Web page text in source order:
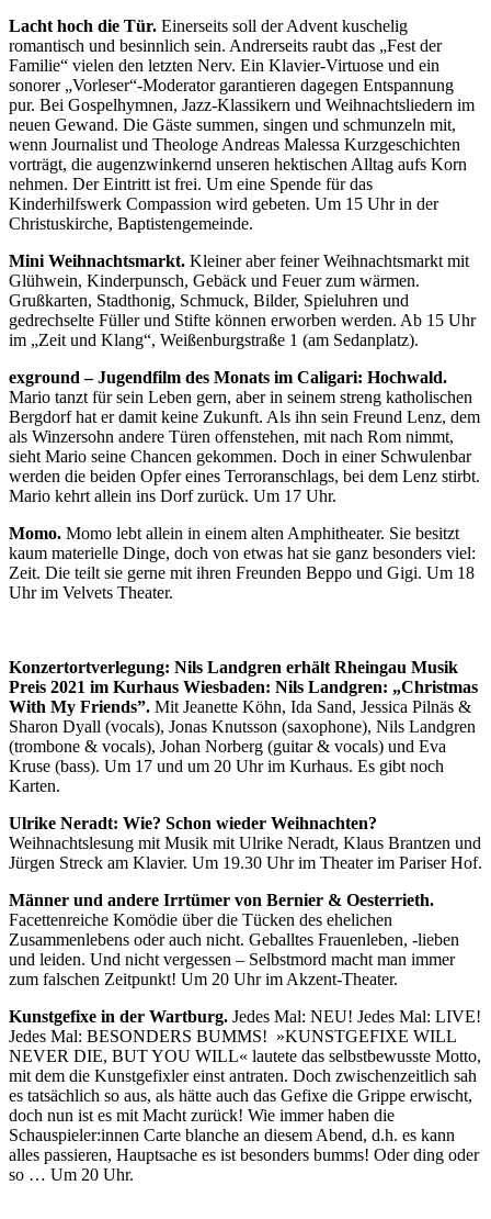
Lacht hoch die Tür. Einerseits soll der Advent kuschelig
romantisch und besinnlich sein. Andrerseits raubt das „Fest der
Familie“ vielen den letzten Nerv. Ein Klavier-Virtuose und ein
sonorer „Vorleser“-Moderator garantieren dagegen Entspannung
pur. Bei Gospelhymnen, Jazz-Klassikern und Weihnachtsliedern im
neuen Gewand. Die Gäste summen, singen und schmunzeln mit,
wenn Journalist und Theologe Andreas Malessa Kurzgeschichten
vorträgt, die augenzwinkernd unseren hektischen Alltag aufs Korn
nehmen. Der Eintritt ist frei. Um eine Spende für das
Kinderhilfswerk Compassion wird gebeten. Um 15 Uhr in der
Christuskirche, Baptistengemeinde.
Mini Weihnachtsmarkt. Kleiner aber feiner Weihnachtsmarkt mit
Glühwein, Kinderpunsch, Gebäck und Feuer zum wärmen.
Grußkarten, Stadthonig, Schmuck, Bilder, Spieluhren und
gedrechselte Füller und Stifte können erworben werden. Ab 15 Uhr
im „Zeit und Klang“, Weißenburgstraße 1 (am Sedanplatz).
exground – Jugendfilm des Monats im Caligari: Hochwald.
Mario tanzt für sein Leben gern, aber in seinem streng katholischen
Bergdorf hat er damit keine Zukunft. Als ihn sein Freund Lenz, dem
als Winzersohn andere Türen offenstehen, mit nach Rom nimmt,
sieht Mario seine Chancen gekommen. Doch in einer Schwulenbar
werden die beiden Opfer eines Terroranschlags, bei dem Lenz stirbt.
Mario kehrt allein ins Dorf zurück. Um 17 Uhr.
Momo. Momo lebt allein in einem alten Amphitheater. Sie besitzt
kaum materielle Dinge, doch von etwas hat sie ganz besonders viel:
Zeit. Die teilt sie gerne mit ihren Freunden Beppo und Gigi. Um 18
Uhr im Velvets Theater.
Konzertortverlegung: Nils Landgren erhält Rheingau Musik
Preis 2021 im Kurhaus Wiesbaden: Nils Landgren: „Christmas
With My Friends”. Mit Jeanette Köhn, Ida Sand, Jessica Pilnäs &
Sharon Dyall (vocals), Jonas Knutsson (saxophone), Nils Landgren
(trombone & vocals), Johan Norberg (guitar & vocals) und Eva
Kruse (bass). Um 17 und um 20 Uhr im Kurhaus. Es gibt noch
Karten.
Ulrike Neradt: Wie? Schon wieder Weihnachten?
Weihnachtslesung mit Musik mit Ulrike Neradt, Klaus Brantzen und
Jürgen Streck am Klavier. Um 19.30 Uhr im Theater im Pariser Hof.
Männer und andere Irrtümer von Bernier & Oesterrieth.
Facettenreiche Komödie über die Tücken des ehelichen
Zusammenlebens oder auch nicht. Geballtes Frauenleben, -lieben
und leiden. Und nicht vergessen – Selbstmord macht man immer
zum falschen Zeitpunkt! Um 20 Uhr im Akzent-Theater.
Kunstgefixe in der Wartburg. Jedes Mal: NEU! Jedes Mal: LIVE!
Jedes Mal: BESONDERS BUMMS! »KUNSTGEFIXE WILL
NEVER DIE, BUT YOU WILL« lautete das selbstbewusste Motto,
mit dem die Kunstgefixler einst antraten. Doch zwischenzeitlich sah
es tatsächlich so aus, als hätte auch das Gefixe die Grippe erwischt,
doch nun ist es mit Macht zurück! Wie immer haben die
Schauspieler:innen Carte blanche an diesem Abend, d.h. es kann
alles passieren, Hauptsache es ist besonders bumms! Oder ding oder
so … Um 20 Uhr.